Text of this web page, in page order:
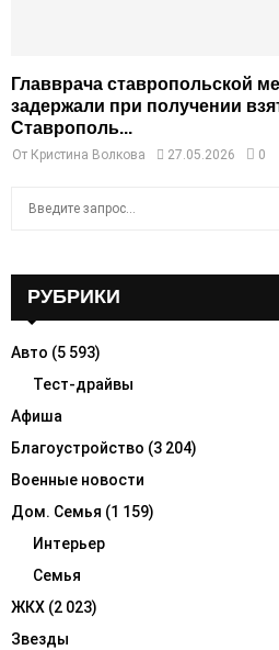
Главврача ставропольской
задержали при получении
Ставрополь...
От Кристина Волкова 27.05.2026 0
o
РУБРИКИ
Авто (5 593)
Тест-драйвы
Афиша
Благоустройство (3 204)
Военные новости
Дом. Семья (1 159)
Интерьер
Семья
ЖКХ (2 023)
Звезды